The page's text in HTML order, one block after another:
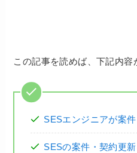
この記事を読めば、下記内容
SESエンジニアが案
SESの案件・契約更